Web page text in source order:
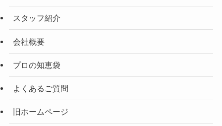
スタッフ紹介
会社概要
プロの知恵袋
よくあるご質問
旧ホームページ